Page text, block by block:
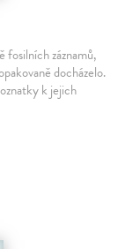
fosilních záznamů,
docházelo.
k jejich